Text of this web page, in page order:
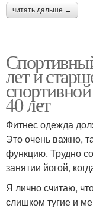
читать дальше →
лет и
40 лет
Фитнес одежда
Это очень важно,
функцию. Трудно
занятии йогой,
Я лично считаю,
слишком тугие и